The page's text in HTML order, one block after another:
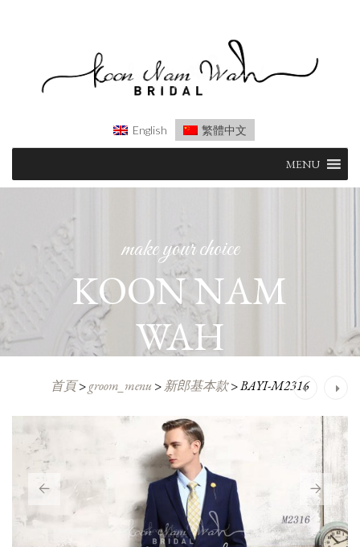
English 繁體中文
content
MENU
make your choice
KOON NAM
WAH
首頁>groom_menu>新郎基本款>BAYI-M2316
Post
navigation